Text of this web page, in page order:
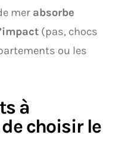
mer absorbe
(pas, chocs
ou les
à
choisir le